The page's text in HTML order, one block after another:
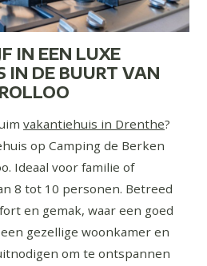
IN EEN LUXE
IN DE BUURT VAN
vakantiehuis in Drenthe?
op Camping de Berken
Ideaal voor familie of
8 tot 10 personen. Betreed
en gemak, waar een goed
gezellige woonkamer en
om te ontspannen